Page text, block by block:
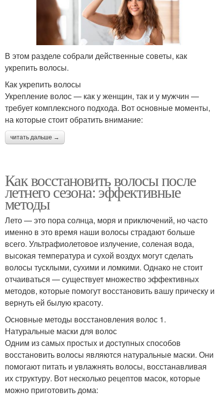
В этом разделе собрали действенные советы, как
укрепить волосы.
Как укрепить волосы
Укрепление волос — как у женщин, так и у мужчин —
требует комплексного подхода. Вот основные моменты,
на которые стоит обратить внимание:
читать дальше →
Как восстановить волосы после
летнего сезона: эффективные
методы
Лето — это пора солнца, моря и приключений, но часто
именно в это время наши волосы страдают больше
всего. Ультрафиолетовое излучение, соленая вода,
высокая температура и сухой воздух могут сделать
волосы тусклыми, сухими и ломкими. Однако не стоит
отчаиваться — существует множество эффективных
методов, которые помогут восстановить вашу прическу и
вернуть ей былую красоту.
Основные методы восстановления волос 1.
Натуральные маски для волос
Одним из самых простых и доступных способов
восстановить волосы являются натуральные маски. Они
помогают питать и увлажнять волосы, восстанавливая
их структуру. Вот несколько рецептов масок, которые
можно приготовить дома: